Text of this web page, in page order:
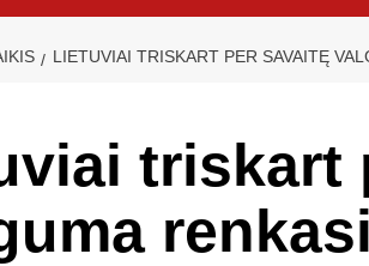
LIETUVIAI TRISKART PER SAVAITĘ
triskart